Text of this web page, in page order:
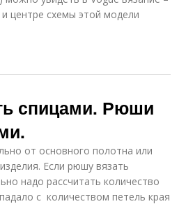
центре схемы этой модели
спицами. Рюши
от основного полотна или
Если рюшу вязать
надо рассчитать количество
с количеством петель края